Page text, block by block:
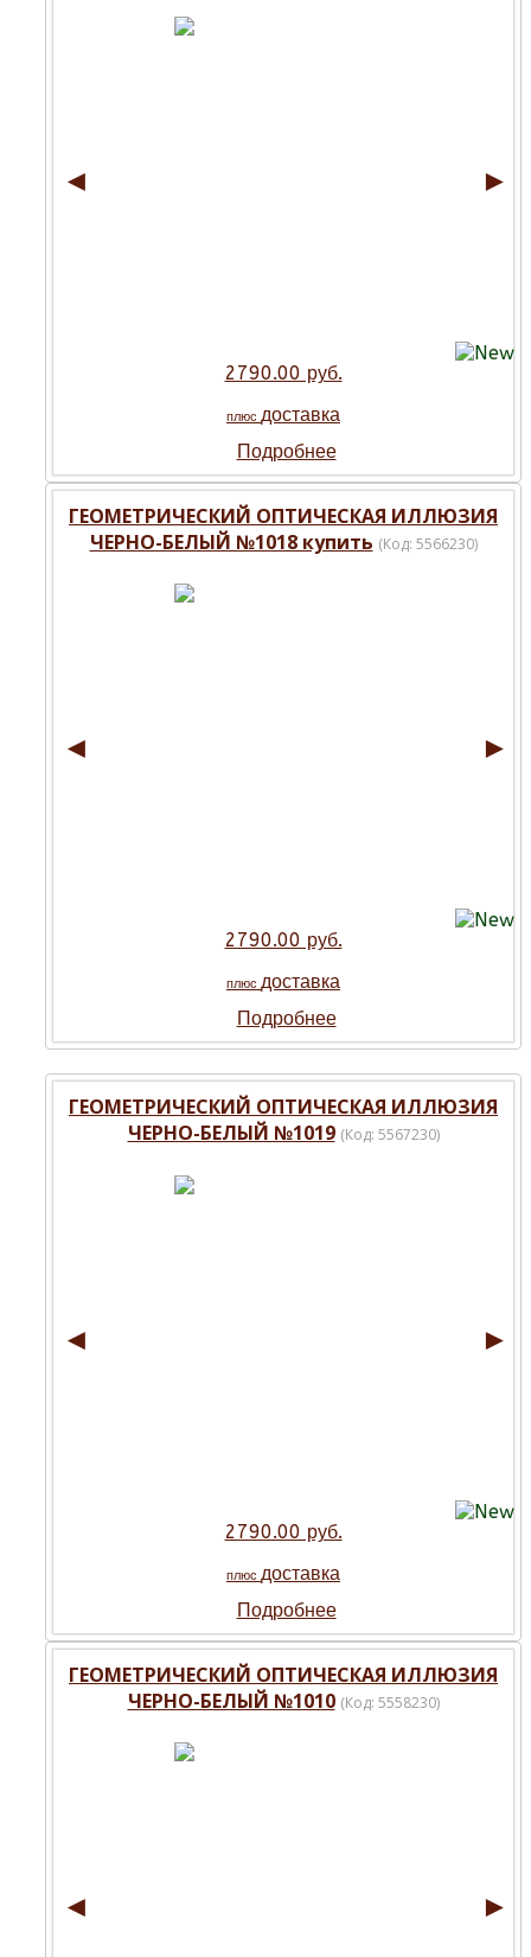
◄ ►
2790.00 руб.
плюс доставка
Подробнее
ГЕОМЕТРИЧЕСКИЙ ОПТИЧЕСКАЯ ИЛЛЮЗИЯ
ЧЕРНО-БЕЛЫЙ №1018 купить (Код: 5566230)
◄ ►
2790.00 руб.
плюс доставка
Подробнее
ГЕОМЕТРИЧЕСКИЙ ОПТИЧЕСКАЯ ИЛЛЮЗИЯ
ЧЕРНО-БЕЛЫЙ №1019 (Код: 5567230)
◄ ►
2790.00 руб.
плюс доставка
Подробнее
ГЕОМЕТРИЧЕСКИЙ ОПТИЧЕСКАЯ ИЛЛЮЗИЯ
ЧЕРНО-БЕЛЫЙ №1010 (Код: 5558230)
◄ ►